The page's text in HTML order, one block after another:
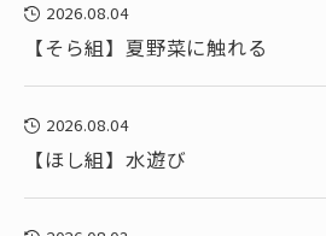
2026.08.04
【そら組】夏野菜に触れる
2026.08.04
【ほし組】水遊び